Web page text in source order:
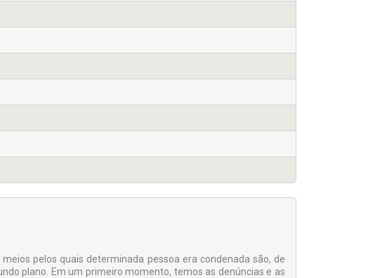
pelos quais determinada pessoa era condenada são, de
plano. Em um primeiro momento, temos as denúncias e as